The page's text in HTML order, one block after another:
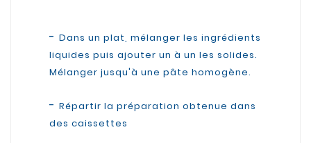
- Dans un plat, mélanger les ingrédients
liquides puis ajouter un à un les solides.
Mélanger jusqu'à une pâte homogène.
- Répartir la préparation obtenue dans
des caissettes